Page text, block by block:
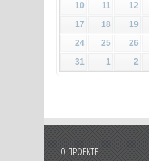
10
11 12
17
18 19
24
25 26
31
1 2
О ПРОЕКТЕ